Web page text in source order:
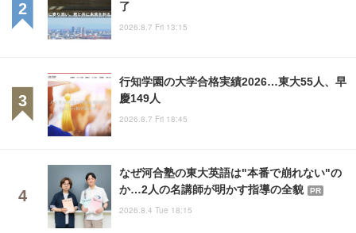
了
2026.8.7 Fri 13:15
行知学園の大学合格実績2026…東大55人、早
慶149人
2026.8.7 Fri 18:45
なぜ河合塾の東大英語は"本番で崩れない"の
か…2人の名講師が明かす指導の全貌
PR
2026.8.4 Tue 18:15